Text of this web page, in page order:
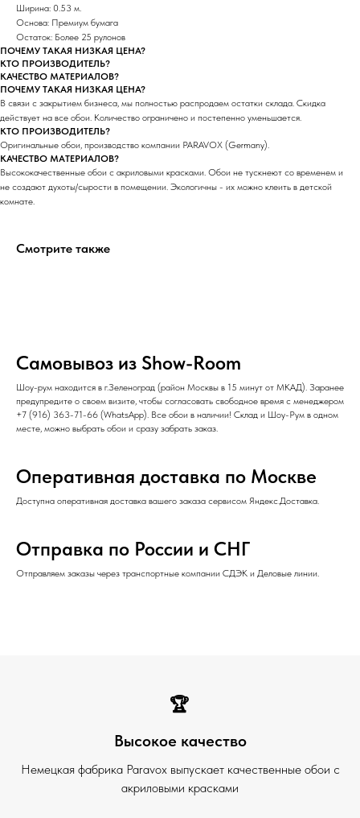
Ширина: 0.53 м.
Основа: Премиум бумага
Остаток: Более 25 рулонов
ПОЧЕМУ ТАКАЯ НИЗКАЯ ЦЕНА?
КТО ПРОИЗВОДИТЕЛЬ?
КАЧЕСТВО МАТЕРИАЛОВ?
ПОЧЕМУ ТАКАЯ НИЗКАЯ ЦЕНА?
В связи с закрытием бизнеса, мы полностью распродаем остатки склада. Скидка
действует на все обои. Количество ограничено и постепенно уменьшается.
КТО ПРОИЗВОДИТЕЛЬ?
Оригинальные обои, производство компании PARAVOX (Germany).
КАЧЕСТВО МАТЕРИАЛОВ?
Высококачественные обои с акриловыми красками. Обои не тускнеют со временем и
не создают духоты/сырости в помещении. Экологичны - их можно клеить в детской
комнате.
Смотрите также
Самовывоз из Show-Room
Шоу-рум находится в г.Зеленоград (район Москвы в 15 минут от МКАД). Заранее
предупредите о своем визите, чтобы согласовать свободное время с менеджером
+7 (916) 363-71-66 (WhatsApp). Все обои в наличии! Склад и Шоу-Рум в одном
месте, можно выбрать обои и сразу забрать заказ.
Оперативная доставка по Москве
Доступна оперативная доставка вашего заказа сервисом Яндекс.Доставка.
Отправка по России и СНГ
Отправляем заказы через транспортные компании СДЭК и Деловые линии.
🏆
Высокое качество
Немецкая фабрика Paravox выпускает качественные обои с
акриловыми красками